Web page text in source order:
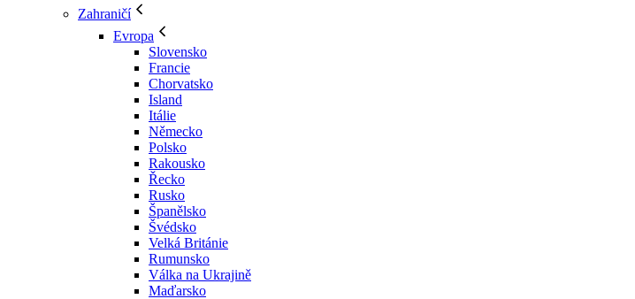
Zahraničí
Evropa
Slovensko
Francie
Chorvatsko
Island
Itálie
Německo
Polsko
Rakousko
Řecko
Rusko
Španělsko
Švédsko
Velká Británie
Rumunsko
Válka na Ukrajině
Maďarsko